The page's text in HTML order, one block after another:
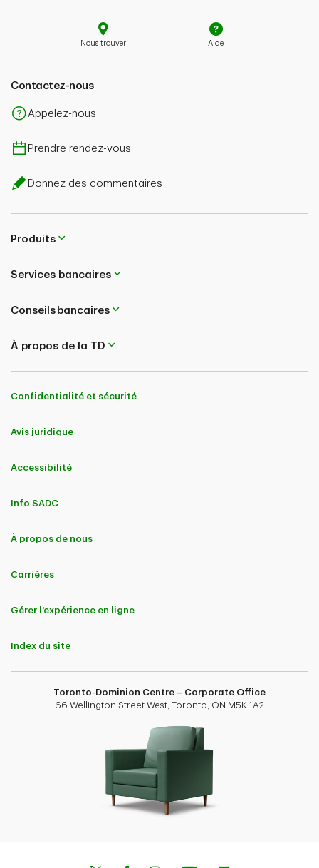
Nous trouver Aide
Contactez-nous
Appelez-nous
Prendre rendez-vous
Donnez des commentaires
Produits
Services bancaires
Conseils bancaires
À propos de la TD
Confidentialité et sécurité
Avis juridique
Accessibilité
Info SADC
À propos de nous
Carrières
Gérer l'expérience en ligne
Index du site
Toronto-Dominion Centre – Corporate Office
66 Wellington Street West, Toronto, ON M5K 1A2